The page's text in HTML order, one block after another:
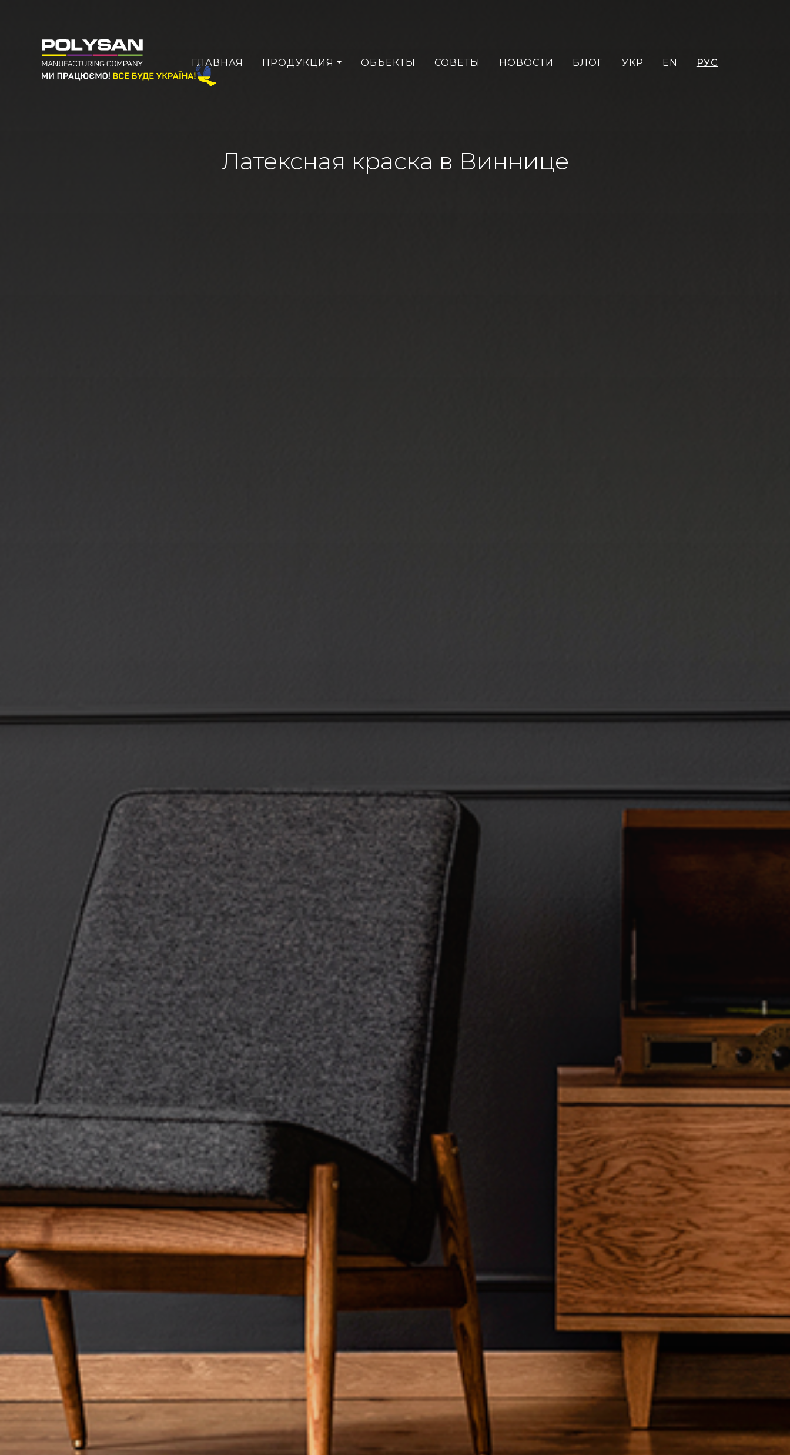
ГЛАВНАЯ ПРОДУКЦИЯ ОБЪЕКТЫ СОВЕТЫ НОВОСТИ БЛОГ УКР EN РУС
Латексная краска в Виннице